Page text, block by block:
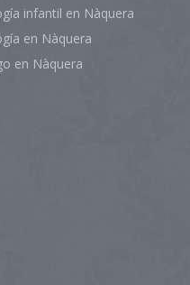
infantil en Nàquera
en Nàquera
en Nàquera